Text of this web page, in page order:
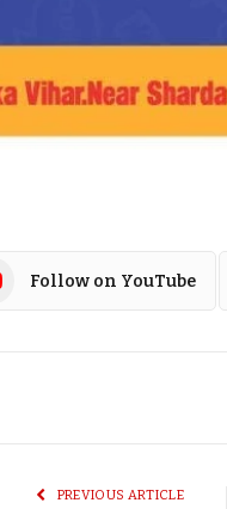
Follow on YouTube
PREVIOUS ARTICLE